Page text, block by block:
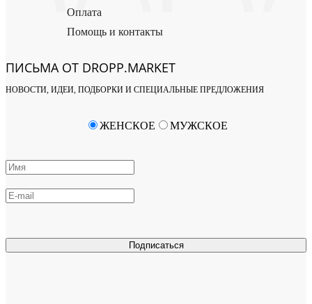
Оплата
Помощь и контакты
ПИСЬМА ОТ DROPP.MARKET
НОВОСТИ, ИДЕИ, ПОДБОРКИ И СПЕЦИАЛЬНЫЕ ПРЕДЛОЖЕНИЯ
Подписаться
ЖЕНСКОЕ МУЖСКОЕ